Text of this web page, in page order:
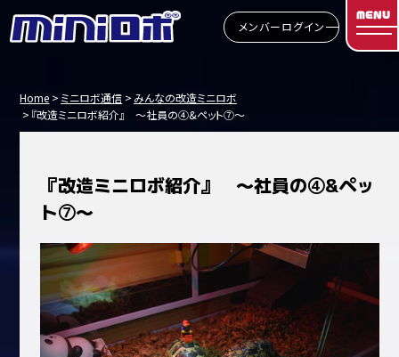
メンバーログイン
MENU
Home ミニロボ通信
みんなの改造ミニロボ
『改造ミニロボ紹介』 ～社員の④&ペット⑦～
『改造ミニロボ紹介』 ～社員の④&ペッ
ト⑦～